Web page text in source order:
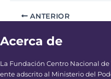
ANTERIOR
Acerca de
La Fundación Centro Nacional
ente adscrito al Ministerio del